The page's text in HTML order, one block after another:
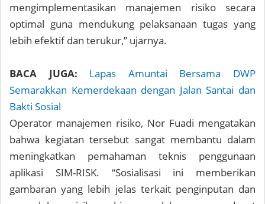
mengimplementasikan manajemen risiko secara
optimal guna mendukung pelaksanaan tugas yang
lebih efektif dan terukur,” ujarnya.
BACA JUGA:
Lapas Amuntai Bersama DWP
Semarakkan Kemerdekaan dengan Jalan Santai dan
Bakti Sosial
Operator manajemen risiko, Nor Fuadi mengatakan
bahwa kegiatan tersebut sangat membantu dalam
meningkatkan pemahaman teknis penggunaan
aplikasi SIM-RISK. “Sosialisasi ini memberikan
gambaran yang lebih jelas terkait penginputan dan